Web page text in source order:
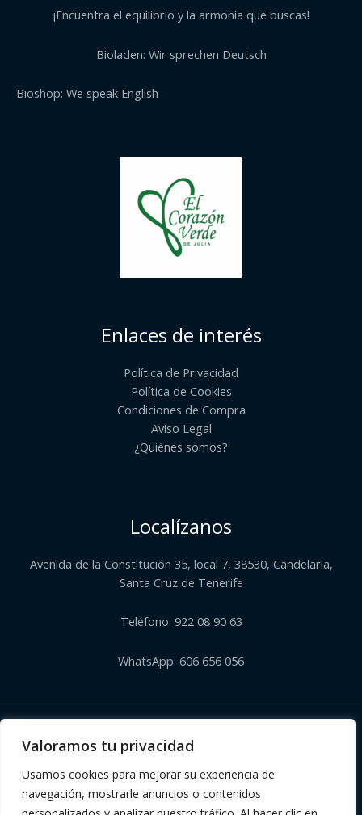
Valoramos tu privacidad
Usamos cookies para mejorar su experiencia de
navegación, mostrarle anuncios o contenidos
¡Encuentra el equilibrio y la armonía que buscas!
Bioladen: Wir sprechen Deutsch
Bioshop: We speak English
Enlaces de interés
Política de Privacidad
Política de Cookies
Condiciones de Compra
Aviso Legal
¿Quiénes somos?​
Localízanos
Avenida de la Constitución 35, local 7, 38530, Candelaria,
Santa Cruz de Tenerife
Teléfono: 922 08 90 63
WhatsApp: 606 656 056